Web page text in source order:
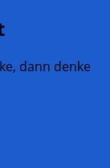
dann denke